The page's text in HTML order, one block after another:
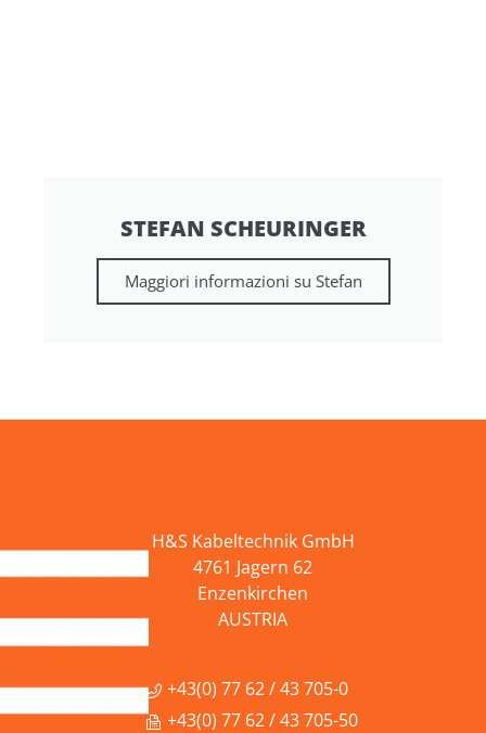
STEFAN SCHEURINGER
Maggiori informazioni su Stefan
H&S Kabeltechnik GmbH
4761 Jagern 62
Enzenkirchen
AUSTRIA
+43(0) 77 62 / 43 705-0
+43(0) 77 62 / 43 705-50